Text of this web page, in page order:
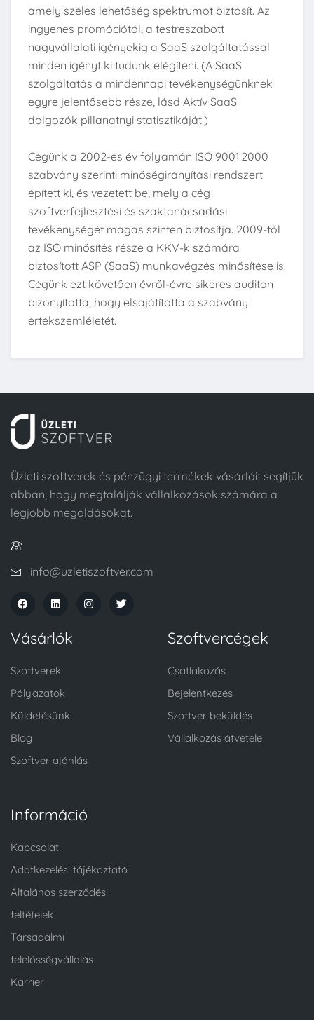
amely széles lehetőség spektrumot biztosít. Az
ingyenes promóciótól, a testreszabott
nagyvállalati igényekig a SaaS szolgáltatással
minden igényt ki tudunk elégíteni. (A SaaS
szolgáltatás a mindennapi tevékenységünknek
egyre jelentősebb része, lásd Aktív SaaS
dolgozók pillanatnyi statisztikáját.)
Cégünk a 2002-es év folyamán ISO 9001:2000
szabvány szerinti minőségirányítási rendszert
épített ki, és vezetett be, mely a cég
szoftverfejlesztési és szaktanácsadási
tevékenységét magas szinten biztosítja. 2009-től
az ISO minősítés része a KKV-k számára
biztosított ASP (SaaS) munkavégzés minősítése is.
Cégünk ezt követően évről-évre sikeres auditon
bizonyította, hogy elsajátította a szabvány
értékszemléletét.
Üzleti szoftverek és pénzügyi termékek vásárlóit segítjük
abban, hogy megtalálják vállalkozások számára a
legjobb megoldásokat.
info@uzletiszoftver.com
Vásárlók
Szoftverek
Pályázatok
Küldetésünk
Blog
Szoftver ajánlás
Szoftvercégek
Csatlakozás
Bejelentkezés
Szoftver beküldés
Vállalkozás átvétele
Információ
Kapcsolat
Adatkezelési tájékoztató
Általános szerződési
feltételek
Társadalmi
felelősségvállalás
Karrier